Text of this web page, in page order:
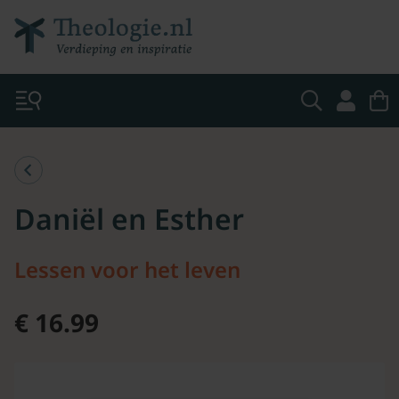
Daniël en Esther
Lessen voor het leven
€ 16.99